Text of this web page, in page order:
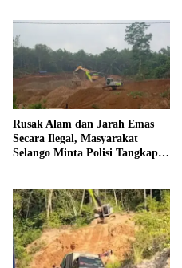
Tanjung Mudo
Rusak Alam dan Jarah Emas
Secara Ilegal, Masyarakat
Selango Minta Polisi Tangkap